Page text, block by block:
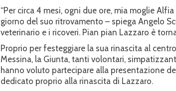
“Per circa 4 mesi, ogni due ore, mia moglie
giorno del suo ritrovamento – spiega Angelo
veterinario e i ricoveri. Pian pian Lazzaro è
Proprio per festeggiare la sua rinascita al
Messina, la Giunta, tanti volontari,
hanno voluto partecipare alla presentazione
dedicato proprio alla rinascita di Lazzaro.